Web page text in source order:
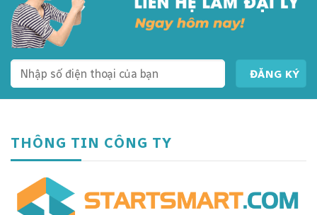
THÔNG TIN CÔNG TY